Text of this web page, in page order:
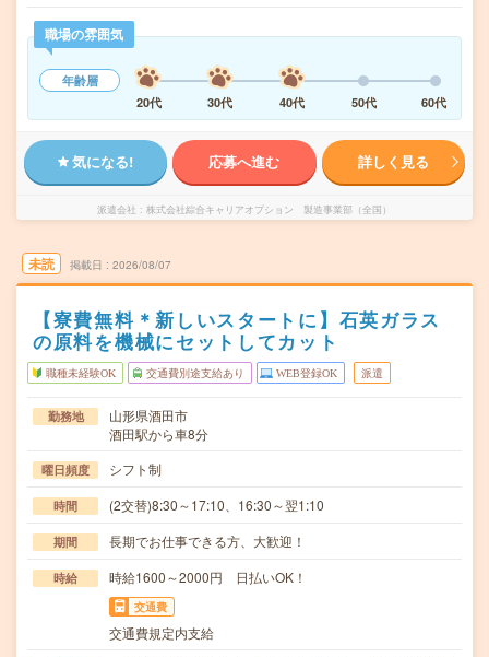
職場の雰囲気
年齢層
20代
30代 40代 50代 60代
気になる! 応募へ進む 詳しく見る
派遣会社 株式会社綜合キャリアオプション 製造事業部（全国）
未読 掲載日 2026/08/07
【寮費無料＊新しいスタートに】石英ガラス
の原料を機械にセットしてカット
職種未経験OK 交通費別途支給あり WEB登録OK 派遣
勤務地
山形県酒田市
酒田駅から車8分
曜日頻度 シフト制
時間 (2交替)8:30～17:10、16:30～翌1:10
期間 長期でお仕事できる方、大歓迎！
時給 時給1600～2000円 日払いOK！
交通費
交通費規定内支給